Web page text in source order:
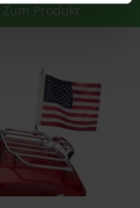
Zum Produkt